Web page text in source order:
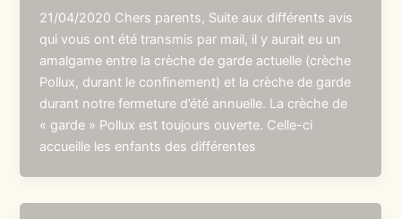
21/04/2020 Chers parents, Suite aux différents avis
qui vous ont été transmis par mail, il y aurait eu un
amalgame entre la crèche de garde actuelle (crèche
Pollux, durant le confinement) et la crèche de garde
durant notre fermeture d’été annuelle. La crèche de
« garde » Pollux est toujours ouverte. Celle-ci
accueille les enfants des différentes